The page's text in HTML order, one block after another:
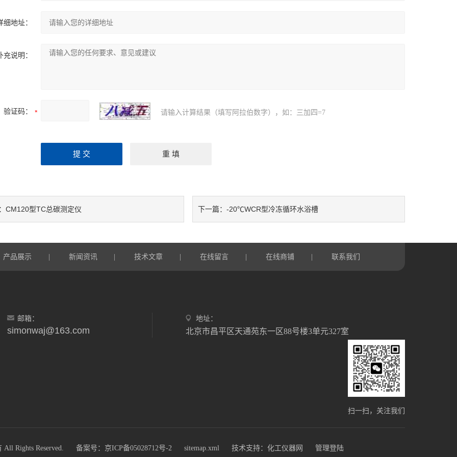
细地址：
充说明：
验证码： 请输入计算结果（填写阿拉伯数字），如：三加四=7
CM120型TC总碳测定仪 下一篇： -20℃WCR型冷冻循环水浴槽
产品展示 新闻资讯 技术文章 在线留言 在线商铺 联系我们
邮箱：
simonwaj@163.com
地址：
北京市昌平区天通苑东一区88号楼3单元327室
扫一扫，关注我们
Rights Reserved. 备案号：京ICP备05028712号-2 sitemap.xml 技术支持： 化工仪器网 管理登陆